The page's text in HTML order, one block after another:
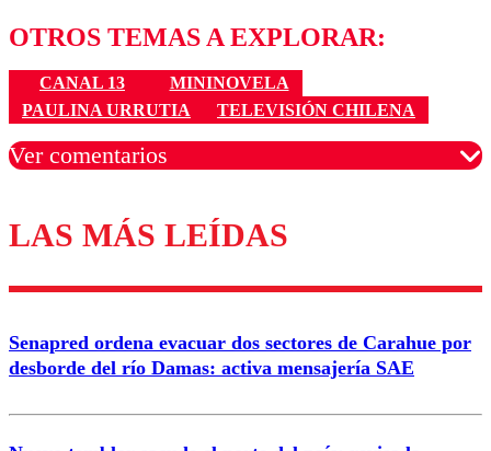
OTROS TEMAS A EXPLORAR:
CANAL 13
MININOVELA
PAULINA URRUTIA
TELEVISIÓN CHILENA
Ver comentarios
Los comentarios son moderados para garantizar un
diálogo respetuoso.
Correo
LAS MÁS LEÍDAS
Senapred ordena evacuar dos sectores de Carahue por
desborde del río Damas: activa mensajería SAE